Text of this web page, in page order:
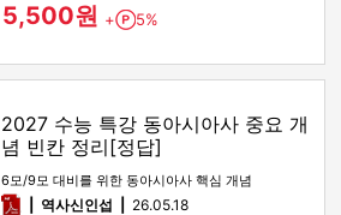
5,500원 + Point
5%
2027 수능 특강 동아시아사 중요 개
념 빈칸 정리[정답]
6모/9모 대비를 위한 동아시아사 핵심 개념
pdf역사신인섭 26.05.18